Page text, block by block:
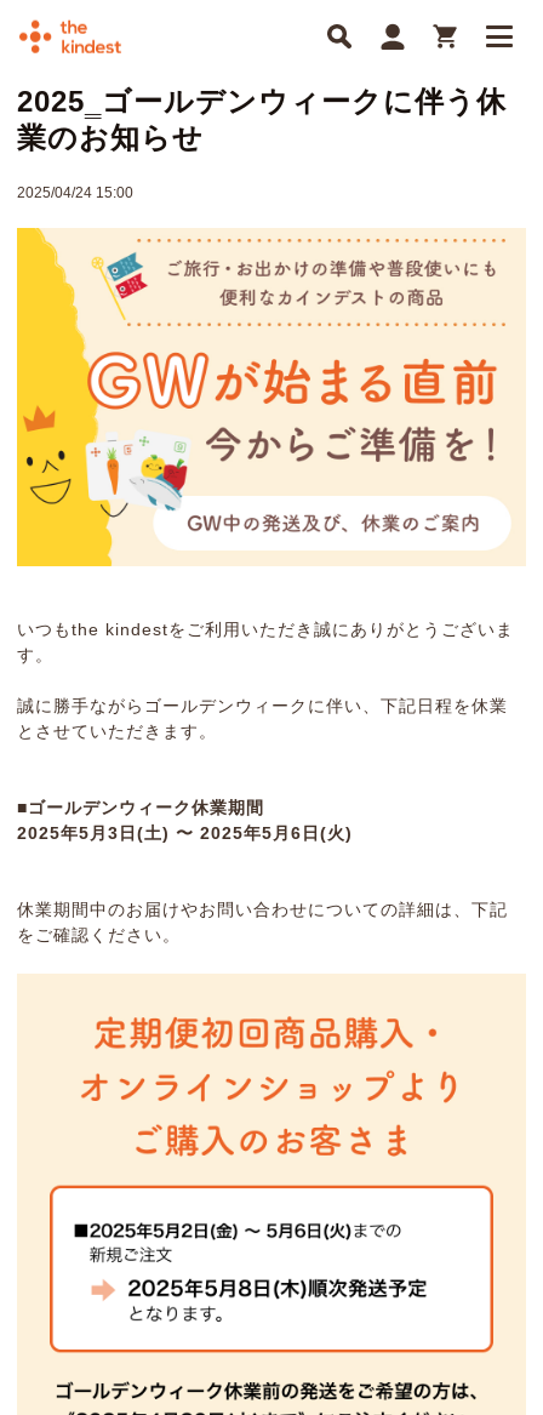
2025‗ゴールデンウィークに伴う休
業のお知らせ
2025/04/24 15:00
いつもthe kindestをご利用いただき誠にありがとうございま
す。
誠に勝手ながらゴールデンウィークに伴い、下記日程を休業
とさせていただきます。
■ゴールデンウィーク休業期間
2025年5月3日(土) 〜 2025年5月6日(火)
休業期間中のお届けやお問い合わせについての詳細は、下記
をご確認ください。